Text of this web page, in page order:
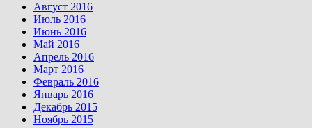
Август 2016
Июль 2016
Июнь 2016
Май 2016
Апрель 2016
Март 2016
Февраль 2016
Январь 2016
Декабрь 2015
Ноябрь 2015